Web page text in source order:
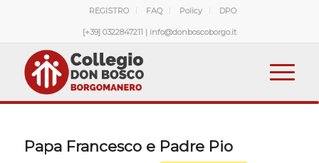
REGISTRO FAQ Policy DPO
[+39] 0322847211 | info@donboscoborgo.it
Papa Francesco e Padre Pio